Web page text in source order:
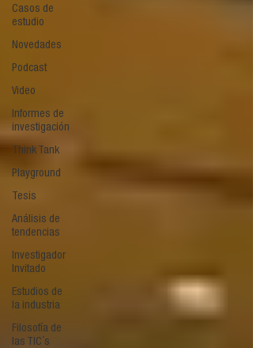
Casos de
estudio
Novedades
Podcast
Video
Informes de
investigación
Think Tank
Playground
Tesis
Análisis de
tendencias
Investigador
Invitado
Estudios de
la industria
Filosofía de
las TIC´s